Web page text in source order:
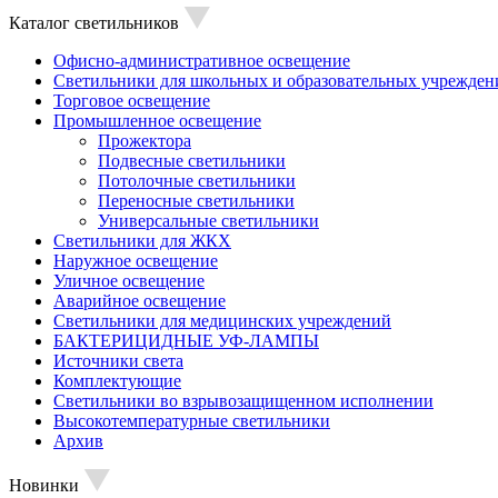
Каталог светильников
Офисно-административное освещение
Светильники для школьных и образовательных
Торговое освещение
Промышленное освещение
Прожектора
Подвесные светильники
Потолочные светильники
Переносные светильники
Универсальные светильники
Светильники для ЖКХ
Наружное освещение
Уличное освещение
Аварийное освещение
Светильники для медицинских учреждений
БАКТЕРИЦИДНЫЕ УФ-ЛАМПЫ
Источники света
Комплектующие
Светильники во взрывозащищенном исполнении
Высокотемпературные светильники
Архив
Новинки